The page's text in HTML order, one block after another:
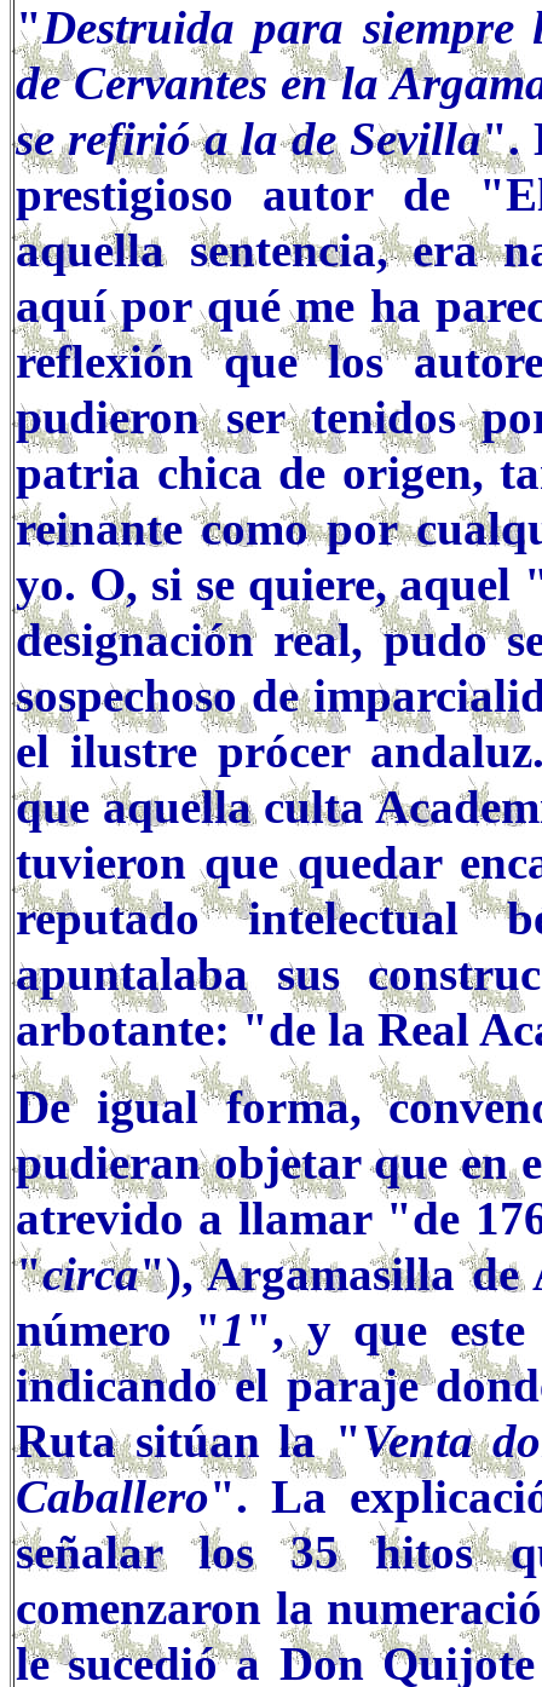
"Destruida para
de Cervantes en la
se refirió a la de Sevilla".
prestigioso autor de
aquella sentencia, era
aquí por qué me ha
reflexión que los
pudieron ser tenidos
patria chica de origen,
reinante como por
yo. O, si se quiere, aquel
designación real, pudo
sospechoso de
el ilustre prócer
que aquella culta
tuvieron que quedar
reputado intelectual
apuntalaba sus
arbotante: "de la Real
De igual forma,
pudieran objetar que en
atrevido a llamar "de
"circa"), Argamasilla de
número "1", y que
indicando el paraje
Ruta sitúan la "Venta
Caballero". La
señalar los 35 hitos
comenzaron la
le sucedió a Don